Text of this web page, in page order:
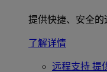
提供快捷、安全的
了解详情
远程支持 提